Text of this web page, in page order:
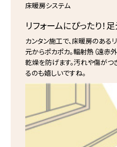
床暖房システム
リフォームにぴったり！
カンタン施工で、床暖房のある
元からポカポカ。輻射熱（遠赤
乾燥を防げます。汚れや傷がつ
るのも嬉しいですね。